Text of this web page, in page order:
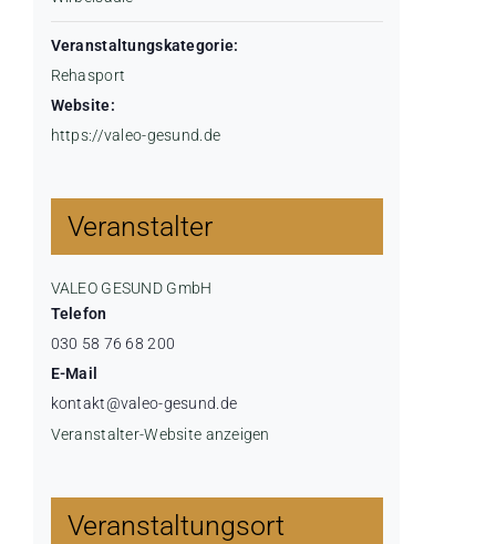
Veranstaltungskategorie:
Rehasport
Website:
https://valeo-gesund.de
Veranstalter
VALEO GESUND GmbH
Telefon
030 58 76 68 200
E-Mail
kontakt@valeo-gesund.de
Veranstalter-Website anzeigen
Veranstaltungsort